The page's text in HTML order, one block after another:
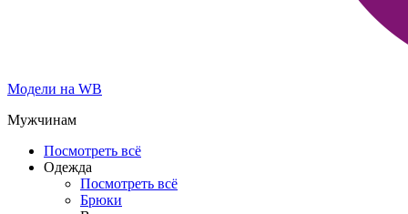
Модели на WB
Мужчинам
Посмотреть всё
Одежда
Посмотреть всё
Брюки